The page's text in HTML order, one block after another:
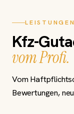
LEISTUNGEN
Kfz-
vom Profi.
Vom
Bewertungen,